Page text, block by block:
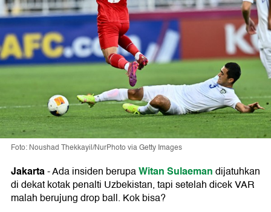
Foto: Noushad Thekkayil/NurPhoto via Getty Images
Jakarta-Ada insiden berupaWitan Sulaemandijatuhkan
di dekat kotak penalti Uzbekistan, tapi setelah dicek VAR
malah berujung drop ball. Kok bisa?